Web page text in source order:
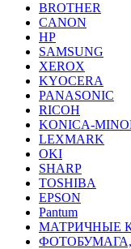
BROTHER
CANON
HP
SAMSUNG
XEROX
KYOCERA
PANASONIC
RICOH
KONICA-
LEXMARK
OKI
SHARP
TOSHIBA
EPSON
Pantum
МАТРИЧНЫЕ